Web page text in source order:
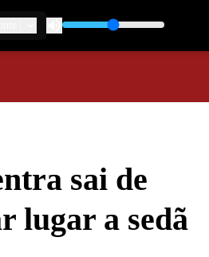
sai de
lugar a sedã